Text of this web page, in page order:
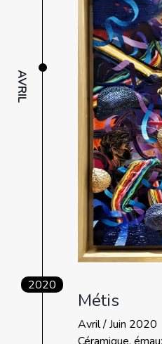
AVRIL
2020
Métis
Avril / Juin 2020